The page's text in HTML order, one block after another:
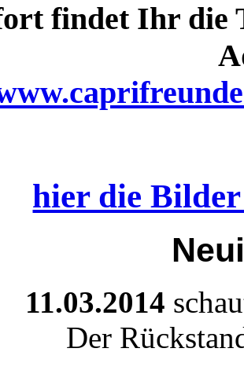
findet Ihr die
hier die
11.03.2014
Der